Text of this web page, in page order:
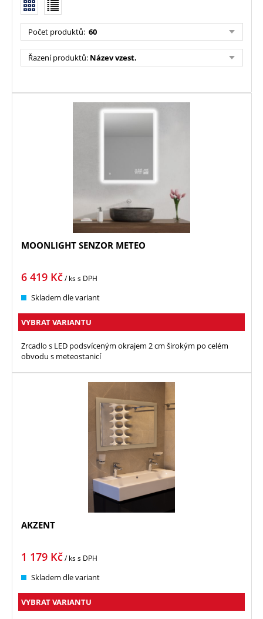
Počet produktů: 60
Řazení produktů: Název vzest.
MOONLIGHT SENZOR METEO
6 419 Kč/ kss DPH
Skladem dle variant
VYBRAT VARIANTU
Zrcadlo s LED podsvíceným okrajem 2 cm širokým po celém
obvodu s meteostanicí
AKZENT
1 179 Kč/ kss DPH
Skladem dle variant
VYBRAT VARIANTU